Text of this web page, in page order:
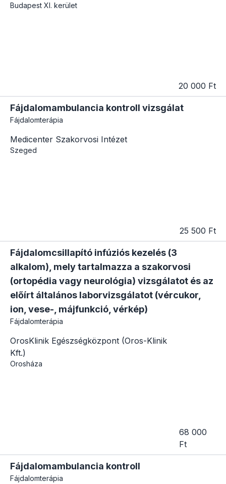
Budapest XI. kerület
20 000 Ft
Fájdalomambulancia kontroll vizsgálat
Fájdalomterápia
Medicenter Szakorvosi Intézet
Szeged
25 500 Ft
Fájdalomcsillapító infúziós kezelés (3
alkalom), mely tartalmazza a szakorvosi
(ortopédia vagy neurológia) vizsgálatot és az
előírt általános laborvizsgálatot (vércukor,
ion, vese-, májfunkció, vérkép)
Fájdalomterápia
OrosKlinik Egészségközpont (Oros-Klinik
Kft.)
Orosháza
68 000
Ft
Fájdalomambulancia kontroll
Fájdalomterápia